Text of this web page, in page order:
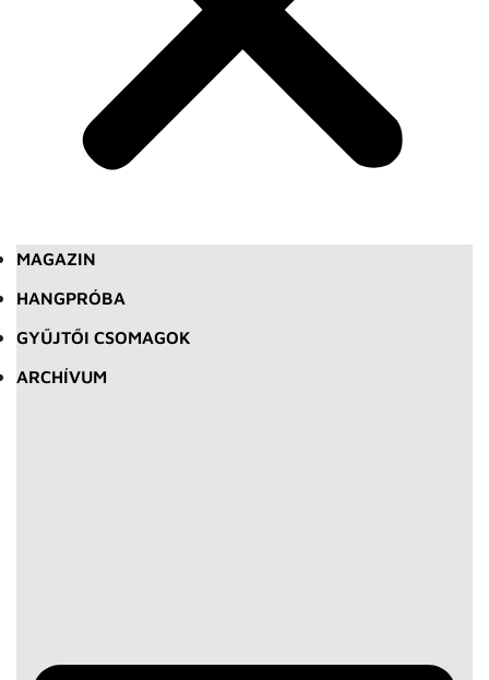
MAGAZIN
HANGPRÓBA
GYŰJTŐI CSOMAGOK
ARCHÍVUM